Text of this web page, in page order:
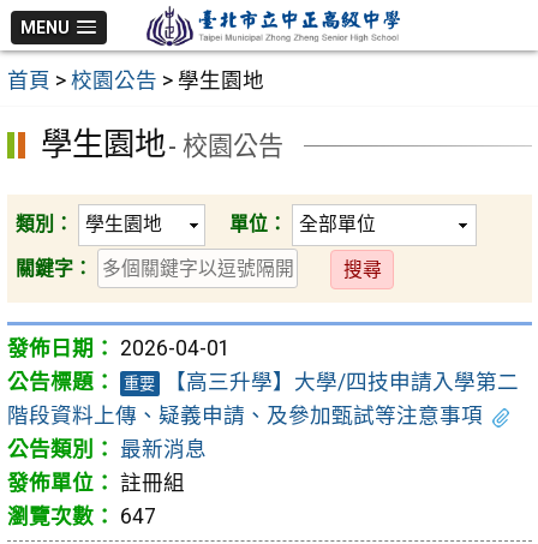
跳
至
主
區
MENU
首頁 > 校園公告 > 學生園地
學生園地- 校園公告
類別：
單位：
關鍵字：
送
出
2026-04-01
重要
【高三升學】大學/四技申請入學第二
階段資料上傳、疑義申請、及參加甄試等注意事項
最新消息
註冊組
647